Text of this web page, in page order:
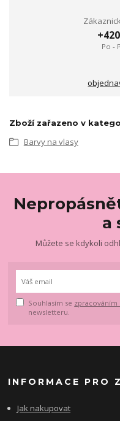
Po -
Zboží zařazeno v
Barvy na vlasy
a
Můžete se kdykoli
Souhlasím se zpracováním
newsletteru.
INFORMACE PRO
Jak nakupovat